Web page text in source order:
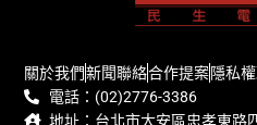
關於我們新聞聯絡合作提案隱私
電話：(02)2776-3386
地址：台北市大安區忠孝東路